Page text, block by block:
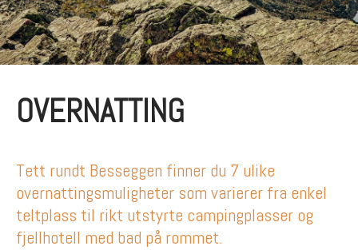
OVERNATTING
Tett rundt Besseggen finner du 7 ulike
overnattingsmuligheter som varierer fra enkel
teltplass til rikt utstyrte campingplasser og
fjellhotell med bad på rommet.